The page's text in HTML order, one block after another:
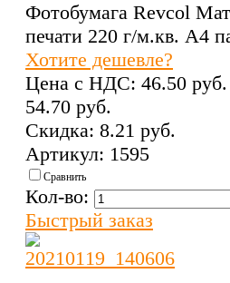
Фотобумага Revcol
печати 220 г/м.кв. А4
Хотите дешевле?
Цена с НДС: 46.50 pуб.
54.70 pуб.
Скидка: 8.21 pуб.
Артикул: 1595
Сравнить
Кол-во:
Быстрый заказ